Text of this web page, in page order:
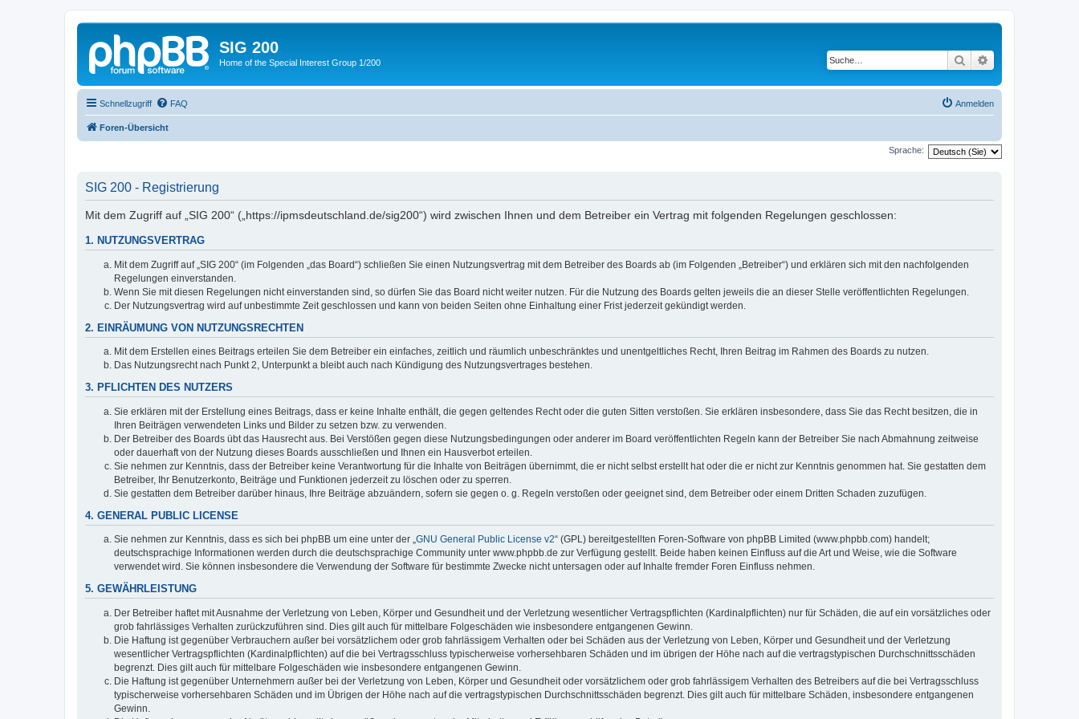
SIG 200
Home of the Special Interest Group 1/200 Suche
Schnellzugriff FAQ Anmelden
Foren-Übersicht
Sprache:
SIG 200 - Registrierung
Mit dem Zugriff auf „SIG 200“ („https://ipmsdeutschland.de/sig200“) wird zwischen Ihnen und dem Betreiber ein Vertrag mit folgenden Regelungen geschlossen:
1. NUTZUNGSVERTRAG
Mit dem Zugriff auf „SIG 200“ (im Folgenden „das Board“) schließen Sie einen Nutzungsvertrag mit dem Betreiber des Boards ab (im Folgenden „Betreiber“) und erklären sich mit den nachfolgenden
Regelungen einverstanden.
Wenn Sie mit diesen Regelungen nicht einverstanden sind, so dürfen Sie das Board nicht weiter nutzen. Für die Nutzung des Boards gelten jeweils die an dieser Stelle veröffentlichten Regelungen.
Der Nutzungsvertrag wird auf unbestimmte Zeit geschlossen und kann von beiden Seiten ohne Einhaltung einer Frist jederzeit gekündigt werden.
2. EINRÄUMUNG VON NUTZUNGSRECHTEN
Mit dem Erstellen eines Beitrags erteilen Sie dem Betreiber ein einfaches, zeitlich und räumlich unbeschränktes und unentgeltliches Recht, Ihren Beitrag im Rahmen des Boards zu nutzen.
Das Nutzungsrecht nach Punkt 2, Unterpunkt a bleibt auch nach Kündigung des Nutzungsvertrages bestehen.
3. PFLICHTEN DES NUTZERS
Sie erklären mit der Erstellung eines Beitrags, dass er keine Inhalte enthält, die gegen geltendes Recht oder die guten Sitten verstoßen. Sie erklären insbesondere, dass Sie das Recht besitzen, die in
Ihren Beiträgen verwendeten Links und Bilder zu setzen bzw. zu verwenden.
Der Betreiber des Boards übt das Hausrecht aus. Bei Verstößen gegen diese Nutzungsbedingungen oder anderer im Board veröffentlichten Regeln kann der Betreiber Sie nach Abmahnung zeitweise
oder dauerhaft von der Nutzung dieses Boards ausschließen und Ihnen ein Hausverbot erteilen.
Sie nehmen zur Kenntnis, dass der Betreiber keine Verantwortung für die Inhalte von Beiträgen übernimmt, die er nicht selbst erstellt hat oder die er nicht zur Kenntnis genommen hat. Sie gestatten dem
Betreiber, Ihr Benutzerkonto, Beiträge und Funktionen jederzeit zu löschen oder zu sperren.
Sie gestatten dem Betreiber darüber hinaus, Ihre Beiträge abzuändern, sofern sie gegen o. g. Regeln verstoßen oder geeignet sind, dem Betreiber oder einem Dritten Schaden zuzufügen.
4. GENERAL PUBLIC LICENSE
Sie nehmen zur Kenntnis, dass es sich bei phpBB um eine unter der „GNU General Public License v2“ (GPL) bereitgestellten Foren-Software von phpBB Limited (www.phpbb.com) handelt;
deutschsprachige Informationen werden durch die deutschsprachige Community unter www.phpbb.de zur Verfügung gestellt. Beide haben keinen Einfluss auf die Art und Weise, wie die Software
verwendet wird. Sie können insbesondere die Verwendung der Software für bestimmte Zwecke nicht untersagen oder auf Inhalte fremder Foren Einfluss nehmen.
5. GEWÄHRLEISTUNG
Der Betreiber haftet mit Ausnahme der Verletzung von Leben, Körper und Gesundheit und der Verletzung wesentlicher Vertragspflichten (Kardinalpflichten) nur für Schäden, die auf ein vorsätzliches oder
grob fahrlässiges Verhalten zurückzuführen sind. Dies gilt auch für mittelbare Folgeschäden wie insbesondere entgangenen Gewinn.
Die Haftung ist gegenüber Verbrauchern außer bei vorsätzlichem oder grob fahrlässigem Verhalten oder bei Schäden aus der Verletzung von Leben, Körper und Gesundheit und der Verletzung
wesentlicher Vertragspflichten (Kardinalpflichten) auf die bei Vertragsschluss typischerweise vorhersehbaren Schäden und im übrigen der Höhe nach auf die vertragstypischen Durchschnittsschäden
begrenzt. Dies gilt auch für mittelbare Folgeschäden wie insbesondere entgangenen Gewinn.
Die Haftung ist gegenüber Unternehmern außer bei der Verletzung von Leben, Körper und Gesundheit oder vorsätzlichem oder grob fahrlässigem Verhalten des Betreibers auf die bei Vertragsschluss
typischerweise vorhersehbaren Schäden und im Übrigen der Höhe nach auf die vertragstypischen Durchschnittsschäden begrenzt. Dies gilt auch für mittelbare Schäden, insbesondere entgangenen
Gewinn.